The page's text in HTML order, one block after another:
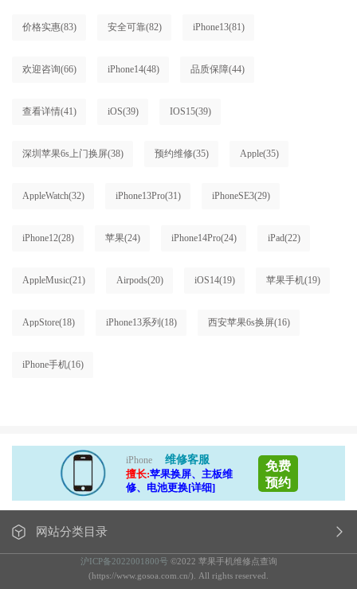
价格实惠(83) 安全可靠(82) iPhone13(81)
欢迎咨询(66) iPhone14(48) 品质保障(44)
查看详情(41) iOS(39) IOS15(39)
深圳苹果6s上门换屏(38) 预约维修(35) Apple(35)
AppleWatch(32) iPhone13Pro(31) iPhoneSE3(29)
iPhone12(28) 苹果(24) iPhone14Pro(24) iPad(22)
AppleMusic(21) Airpods(20) iOS14(19) 苹果手机(19)
AppStore(18) iPhone13系列 (18) 西安苹果6s换屏(16)
iPhone手机(16)
iPhone
维修客服
擅长:苹果换屏、主板维
修、电池更换[详细]
免费
预约
网站分类目录
沪ICP备2022001800号 ©2022 苹果手机维修点查询
(https://www.gosoa.com.cn/). All rights reserved.